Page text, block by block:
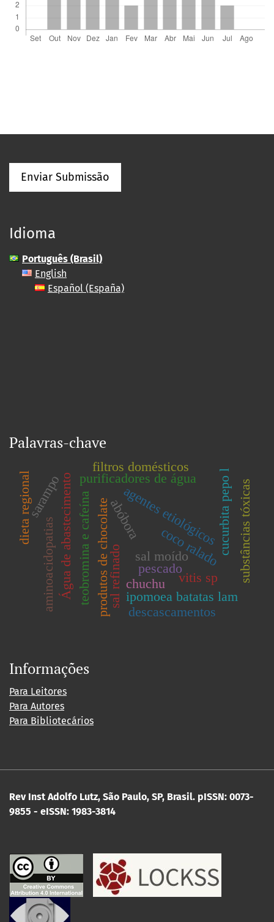
Enviar Submissão
Idioma
Português (Brasil)
English
Español (España)
Palavras-chave
pescado
agentes etiológicos
purificadores de água
Água de abastecimento produtos de chocolate
teobromina e cafeína sal refinado sal moído
cucurbita pepo l
abóbora
chuchu
ipomoea batatas lam
vitis sp
filtros domésticos
aminoacidopatias coco ralado
descascamentos
substâncias tóxicas
sarampo
dieta regional
Informações
Para Leitores
Para Autores
Para Bibliotecários
Rev Inst Adolfo Lutz, São Paulo, SP, Brasil. pISSN: 0073-
9855 - eISSN: 1983-3814